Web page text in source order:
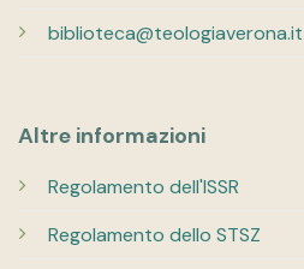
biblioteca@teologiaverona.it
Altre informazioni
Regolamento dell'ISSR
Regolamento dello STSZ